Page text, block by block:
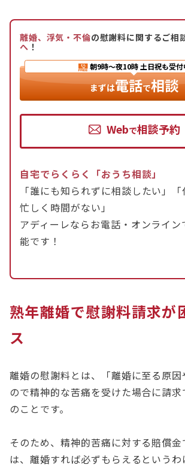
離婚、浮気・不倫の慰謝料に関するご相
へ ！
朝9時〜夜10時 土日祝も受付
まずは電話で相談
Webで相談予約
自宅でらくらく「おうち相談」
「誰にも知られずに相談したい」
忙しく時間がない」
アディーレならお電話・オンライン
能です！
熟年離婚で慰謝料請求が
ス
離婚の慰謝料とは、「離婚に至る原因
ので精神的な苦痛を受けた場合に請求
のことです。
そのため、精神的苦痛に対する賠償
は、離婚すれば必ずもらえるという